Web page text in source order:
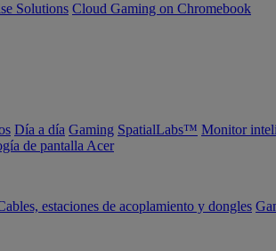
Solutions Cloud Gaming on Chromebook
Día a día Gaming SpatialLabs™ Monitor
de pantalla Acer
estaciones de acoplamiento y dongles